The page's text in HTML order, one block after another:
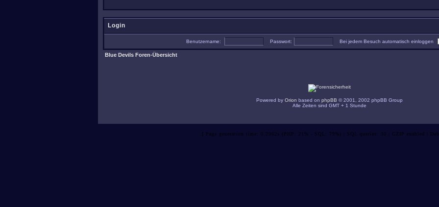
Login
Benutzername: Passwort: Bei jedem Besuch automatisch einloggen
Blue Devils Foren-Übersicht
Powered by Orion based on phpBB © 2001, 2002 phpBB Group
Alle Zeiten sind GMT + 1 Stunde
[ Page generation time: 0.2962s (PHP: 21% - SQL: 79%) | SQL queries: 30 | GZIP enabled |